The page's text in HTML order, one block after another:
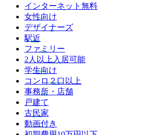
インターネット無料
女性向け
デザイナーズ
駅近
ファミリー
2人以上入居可能
学生向け
コンロ２口以上
事務所・店舗
戸建て
古民家
動画付き